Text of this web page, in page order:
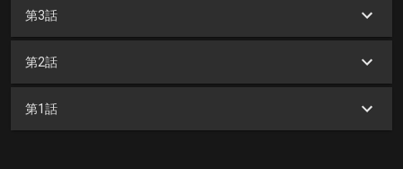
第3話
第2話
第1話